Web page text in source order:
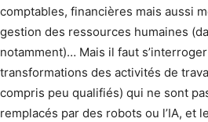
comptables, financières mais aussi
gestion des ressources humaines
notamment)… Mais il faut
transformations des activités de
compris peu qualifiés) qui ne sont
remplacés par des robots ou l’IA, et